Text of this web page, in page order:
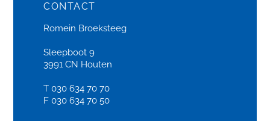
CONTACT
Romein Broeksteeg
Sleepboot 9
3991 CN Houten
T 030 634 70 70
F 030 634 70 50